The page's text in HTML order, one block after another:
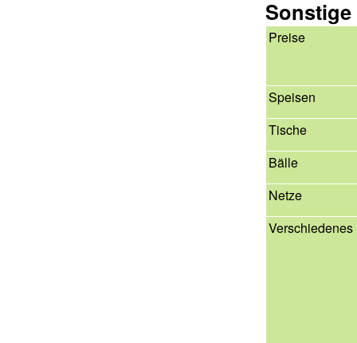
Preise
Speisen
Tische
Bälle
Netze
Verschiedenes